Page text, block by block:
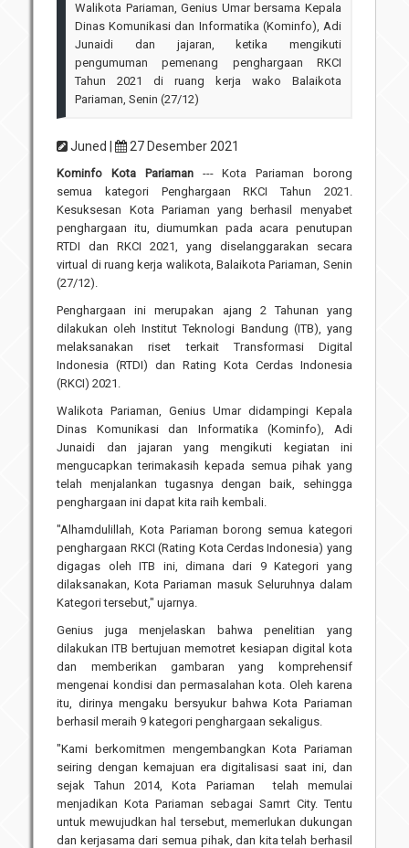
Walikota Pariaman, Genius Umar bersama Kepala
Dinas Komunikasi dan Informatika (Kominfo), Adi
Junaidi dan jajaran, ketika mengikuti
pengumuman pemenang penghargaan RKCI
Tahun 2021 di ruang kerja wako Balaikota
Pariaman, Senin (27/12)
Juned | 27 Desember 2021
Kominfo Kota Pariaman--- Kota Pariaman borong
semua kategori Penghargaan RKCI Tahun 2021.
Kesuksesan Kota Pariaman yang berhasil menyabet
penghargaan itu, diumumkan pada acara penutupan
RTDI dan RKCI 2021, yang diselanggarakan secara
virtual di ruang kerja walikota, Balaikota Pariaman, Senin
(27/12).
Penghargaan ini merupakan ajang 2 Tahunan yang
dilakukan oleh Institut Teknologi Bandung (ITB), yang
melaksanakan riset terkait Transformasi Digital
Indonesia (RTDI) dan Rating Kota Cerdas Indonesia
(RKCI) 2021.
Walikota Pariaman, Genius Umar didampingi Kepala
Dinas Komunikasi dan Informatika (Kominfo), Adi
Junaidi dan jajaran yang mengikuti kegiatan ini
mengucapkan terimakasih kepada semua pihak yang
telah menjalankan tugasnya dengan baik, sehingga
penghargaan ini dapat kita raih kembali.
"Alhamdulillah, Kota Pariaman borong semua kategori
penghargaan RKCI (Rating Kota Cerdas Indonesia) yang
digagas oleh ITB ini, dimana dari 9 Kategori yang
dilaksanakan, Kota Pariaman masuk Seluruhnya dalam
Kategori tersebut," ujarnya.
Genius juga menjelaskan bahwa penelitian yang
dilakukan ITB bertujuan memotret kesiapan digital kota
dan memberikan gambaran yang komprehensif
mengenai kondisi dan permasalahan kota. Oleh karena
itu, dirinya mengaku bersyukur bahwa Kota Pariaman
berhasil meraih 9 kategori penghargaan sekaligus.
"Kami berkomitmen mengembangkan Kota Pariaman
seiring dengan kemajuan era digitalisasi saat ini, dan
sejak Tahun 2014, Kota Pariaman telah memulai
menjadikan Kota Pariaman sebagai Samrt City. Tentu
untuk mewujudkan hal tersebut, memerlukan dukungan
dan kerjasama dari semua pihak, dan kita telah berhasil